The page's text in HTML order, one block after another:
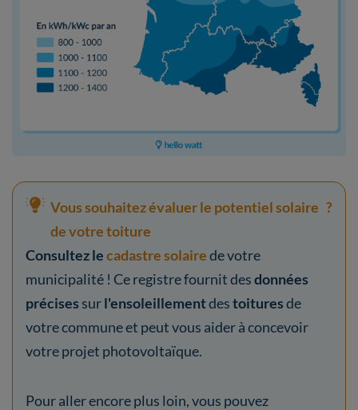
Vous souhaitez évaluer le potentiel solaire
de votre toiture
?
Consultez lecadastre solairede votre
municipalité ! Ce registre fournit desdonnées
précises surl'ensoleillementdestoituresde
votre commune et peut vous aider à concevoir
votre projet photovoltaïque.
Pour aller encore plus loin, vous pouvez